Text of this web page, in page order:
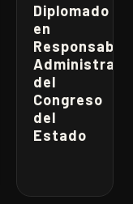
Diplomado
en
del
Congreso
del
Estado